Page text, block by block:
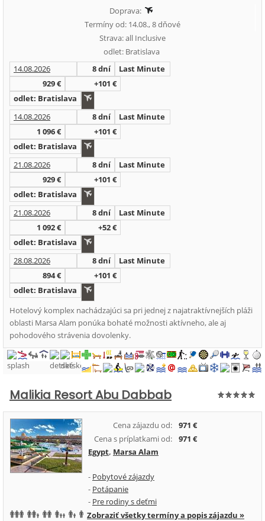
Doprava:
Termíny od: 14.08., 8 dňové
Strava: all Inclusive
odlet: Bratislava
14.08.2026
8 dní
Last Minute
929 €
+101 €
odlet: Bratislava
14.08.2026
8 dní
Last Minute
1 096 €
+101 €
odlet: Bratislava
21.08.2026
8 dní
Last Minute
929 €
+101 €
odlet: Bratislava
21.08.2026
8 dní
Last Minute
1 092 €
+52 €
odlet: Bratislava
28.08.2026
8 dní
Last Minute
894 €
+101 €
odlet: Bratislava
Hotelový komplex nachádzajúci sa pri jednej z najatraktívnejších pláži
oblasti Marsa Alam ponúka bohaté možnosti aktívneho, ale aj
pohodového strávenia dovolenky.
Malikia Resort Abu Dabbab
Cena zájazdu od:
971 €
Cena s príplatkami od:
971 €
Egypt, Marsa Alam
- Pobytové zájazdy
- Potápanie
- Pre rodiny s deťmi
Zobraziť všetky termíny a popis zájazdu »